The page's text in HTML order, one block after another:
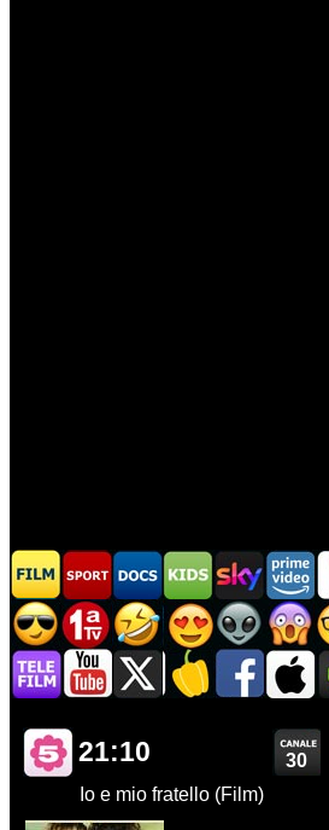
21:10
30
Io e mio fratello (Film)